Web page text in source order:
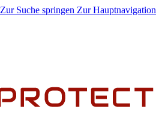
Zur Suche springen Zur Hauptnavigation